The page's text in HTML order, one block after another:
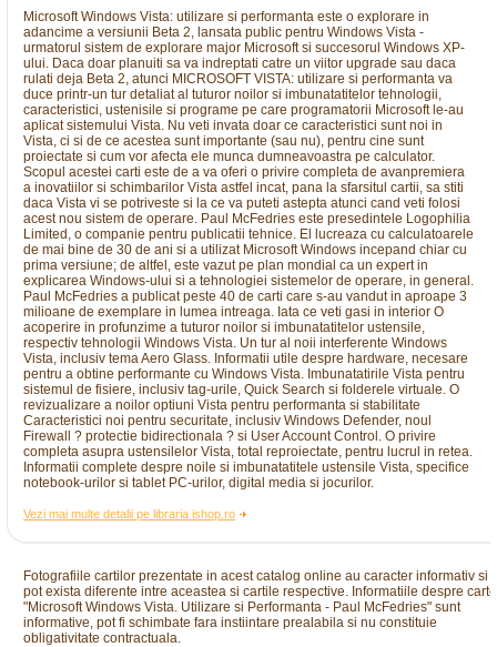
Microsoft Windows Vista: utilizare si performanta este o explorare in
adancime a versiunii Beta 2, lansata public pentru Windows Vista -
urmatorul sistem de explorare major Microsoft si succesorul Windows XP-
ului. Daca doar planuiti sa va indreptati catre un viitor upgrade sau daca
rulati deja Beta 2, atunci MICROSOFT VISTA: utilizare si performanta va
duce printr-un tur detaliat al tuturor noilor si imbunatatitelor tehnologii,
caracteristici, ustenisile si programe pe care programatorii Microsoft le-au
aplicat sistemului Vista. Nu veti invata doar ce caracteristici sunt noi in
Vista, ci si de ce acestea sunt importante (sau nu), pentru cine sunt
proiectate si cum vor afecta ele munca dumneavoastra pe calculator.
Scopul acestei carti este de a va oferi o privire completa de avanpremiera
a inovatiilor si schimbarilor Vista astfel incat, pana la sfarsitul cartii, sa stiti
daca Vista vi se potriveste si la ce va puteti astepta atunci cand veti folosi
acest nou sistem de operare. Paul McFedries este presedintele Logophilia
Limited, o companie pentru publicatii tehnice. El lucreaza cu calculatoarele
de mai bine de 30 de ani si a utilizat Microsoft Windows incepand chiar cu
prima versiune; de altfel, este vazut pe plan mondial ca un expert in
explicarea Windows-ului si a tehnologiei sistemelor de operare, in general.
Paul McFedries a publicat peste 40 de carti care s-au vandut in aproape 3
milioane de exemplare in lumea intreaga. Iata ce veti gasi in interior O
acoperire in profunzime a tuturor noilor si imbunatatitelor ustensile,
respectiv tehnologii Windows Vista. Un tur al noii interferente Windows
Vista, inclusiv tema Aero Glass. Informatii utile despre hardware, necesare
pentru a obtine performante cu Windows Vista. Imbunatatirile Vista pentru
sistemul de fisiere, inclusiv tag-urile, Quick Search si folderele virtuale. O
revizualizare a noilor optiuni Vista pentru performanta si stabilitate
Caracteristici noi pentru securitate, inclusiv Windows Defender, noul
Firewall ? protectie bidirectionala ? si User Account Control. O privire
completa asupra ustensilelor Vista, total reproiectate, pentru lucrul in retea.
Informatii complete despre noile si imbunatatitele ustensile Vista, specifice
notebook-urilor si tablet PC-urilor, digital media si jocurilor.
Vezi mai multe detalii pe libraria ishop.ro
Fotografiile cartilor prezentate in acest catalog online au caracter informativ si
pot exista diferente intre aceastea si cartile respective. Informatiile despre
"Microsoft Windows Vista. Utilizare si Performanta - Paul McFedries" sunt
informative, pot fi schimbate fara instiintare prealabila si nu constituie
obligativitate contractuala.